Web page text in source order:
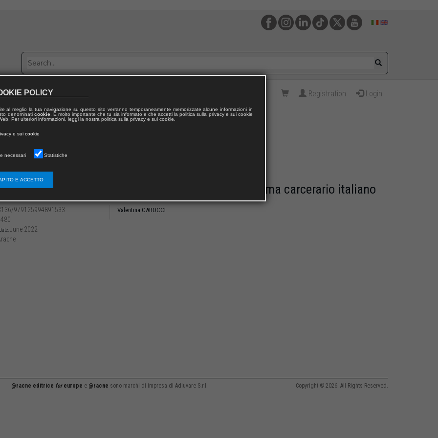
with us Registration Login
con gli altri attori istituzionali
VII. Gender diversity e sessualità: i tabù del sistema carcerario italiano
979125994891533
June 2022
Valentina CAROCCI
@racne editrice foreurope e @racne sono marchi di impresa di Adiuvare S.r.l. Copyright © 2026. All Rights Reserved.
POLICY
al meglio la tua navigazione su questo sito verranno temporaneamente memorizzate alcune informazioni in
denominati cookie. È molto importante che tu sia informato e che accetti la politica sulla privacy e sui cookie
Per ulteriori informazioni, leggi la nostra politica sulla privacy e sui cookie.
e sui cookie
necessari Statistiche
E ACCETTO